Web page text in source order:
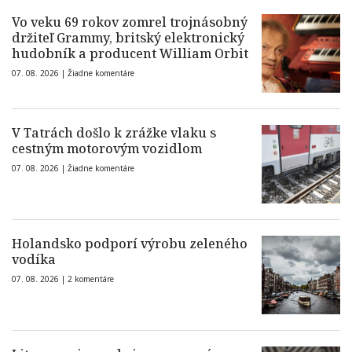
Vo veku 69 rokov zomrel trojnásobný
držiteľ Grammy, britský elektronický
hudobník a producent William Orbit
07. 08. 2026 | Žiadne komentáre
V Tatrách došlo k zrážke vlaku s
cestným motorovým vozidlom
07. 08. 2026 | Žiadne komentáre
Holandsko podporí výrobu zeleného
vodíka
07. 08. 2026 | 2 komentáre